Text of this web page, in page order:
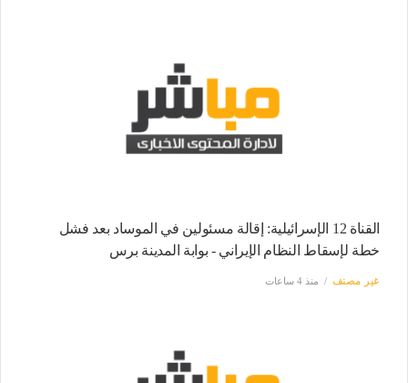
القناة 12 الإسرائيلية: إقالة مسئولين في الموساد بعد فشل
خطة لإسقاط النظام الإيراني - بوابة المدينة برس
غير مصنف منذ 4 ساعات